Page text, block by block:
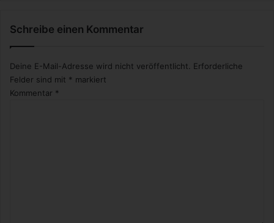
Schreibe einen Kommentar
Deine E-Mail-Adresse wird nicht veröffentlicht. Erforderliche
Felder sind mit * markiert
Kommentar *